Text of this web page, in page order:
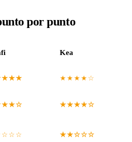
por punto
Kea
★★★★☆
★★★★☆
★★☆☆☆